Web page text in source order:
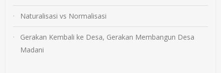
Naturalisasi vs Normalisasi
Gerakan Kembali ke Desa, Gerakan Membangun Desa
Madani